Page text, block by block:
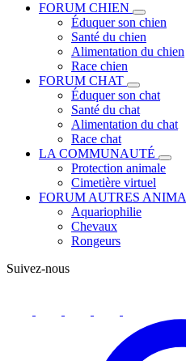
FORUM CHIEN
Éduquer son chien
Santé du chien
Alimentation du chien
Race chien
FORUM CHAT
Éduquer son chat
Santé du chat
Alimentation du chat
Race chat
LA COMMUNAUTÉ
Protection animale
Cimetière virtuel
FORUM AUTRES
Aquariophilie
Chevaux
Rongeurs
Suivez-nous